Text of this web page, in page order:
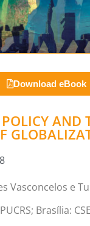
Download eBook
AND
Vasconcelos e
Brasília: